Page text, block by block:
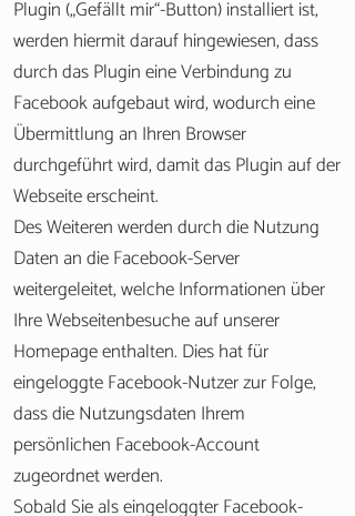
Plugin („Gefällt mir“-Button) installiert ist,
werden hiermit darauf hingewiesen, dass
durch das Plugin eine Verbindung zu
Facebook aufgebaut wird, wodurch eine
Übermittlung an Ihren Browser
durchgeführt wird, damit das Plugin auf der
Webseite erscheint.
Des Weiteren werden durch die Nutzung
Daten an die Facebook-Server
weitergeleitet, welche Informationen über
Ihre Webseitenbesuche auf unserer
Homepage enthalten. Dies hat für
eingeloggte Facebook-Nutzer zur Folge,
dass die Nutzungsdaten Ihrem
persönlichen Facebook-Account
zugeordnet werden.
Sobald Sie als eingeloggter Facebook-